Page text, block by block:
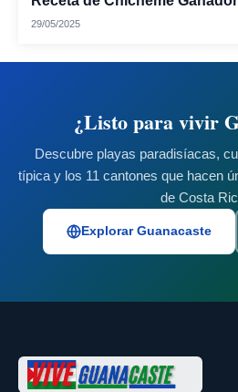
29/05/2025
¿Listo para vivir
Descubre playas paradisíacas,
típica y los 11 cantones que hacen
de Costa
Explorar Guanacaste